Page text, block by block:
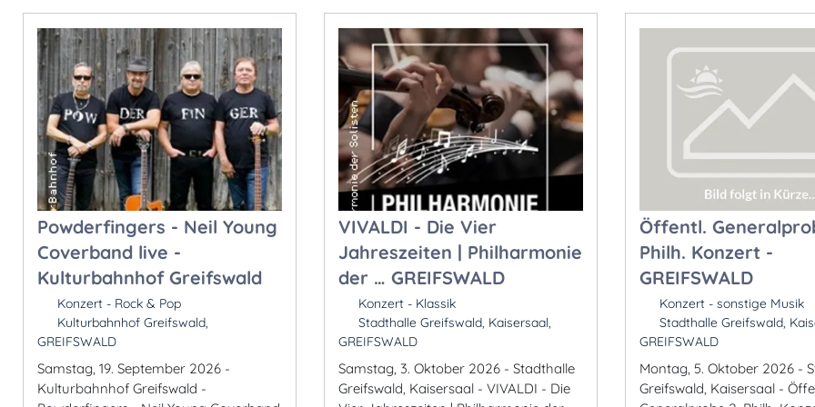
Powderfingers - Neil Young
Coverband live -
Kulturbahnhof Greifswald
Konzert - Rock & Pop
Kulturbahnhof Greifswald,
GREIFSWALD
Samstag, 19. September 2026 -
Kulturbahnhof Greifswald -
VIVALDI - Die Vier
Jahreszeiten | Philharmonie
der … GREIFSWALD
Konzert - Klassik
Stadthalle Greifswald, Kaisersaal,
GREIFSWALD
Samstag, 3. Oktober 2026 - Stadthalle
Greifswald, Kaisersaal - VIVALDI - Die
Öffentl.
Philh. Konzert -
GREIFSWALD
Konzert - sonstige Musik
Stadthalle Greifswald,
GREIFSWALD
Montag, 5. Oktober 2026 -
Greifswald, Kaisersaal -